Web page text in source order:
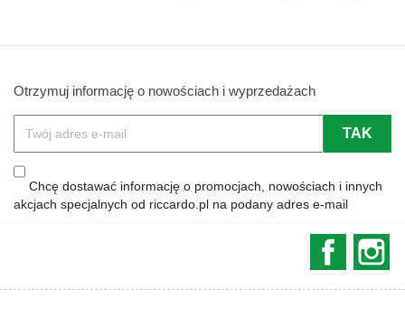
Otrzymuj informację o nowościach i wyprzedażach
Chcę dostawać informację o promocjach, nowościach i innych
akcjach specjalnych od riccardo.pl na podany adres e-mail